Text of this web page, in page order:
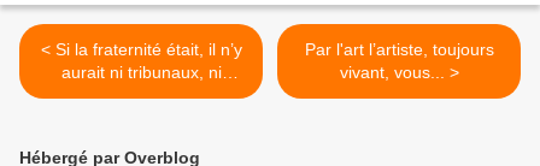
< Si la fraternité était, il n’y
aurait ni tribunaux, ni
chômage, ni récession, ni
Par l'art l’artiste, toujours
vivant, vous... >
Hébergé par Overblog